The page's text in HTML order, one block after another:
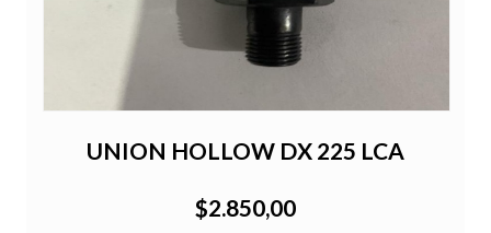
UNION HOLLOW DX 225 LCA
$2.850,00